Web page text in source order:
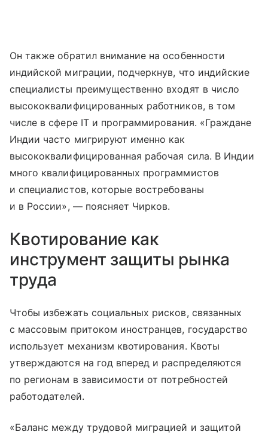
Он также обратил внимание на особенности
индийской миграции, подчеркнув, что индийские
специалисты преимущественно входят в число
высококвалифицированных работников, в том
числе в сфере IT и программирования. «Граждане
Индии часто мигрируют именно как
высококвалифицированная рабочая сила. В Индии
много квалифицированных программистов
и специалистов, которые востребованы
и в России», — поясняет Чирков.
Квотирование как
инструмент защиты рынка
труда
Чтобы избежать социальных рисков, связанных
с массовым притоком иностранцев, государство
использует механизм квотирования. Квоты
утверждаются на год вперед и распределяются
по регионам в зависимости от потребностей
работодателей.
«Баланс между трудовой миграцией и защитой